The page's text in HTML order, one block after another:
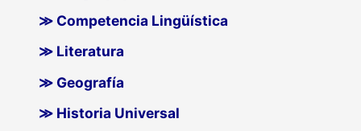
≫ Competencia Lingüística
≫ Literatura
≫ Geografía
≫ Historia Universal